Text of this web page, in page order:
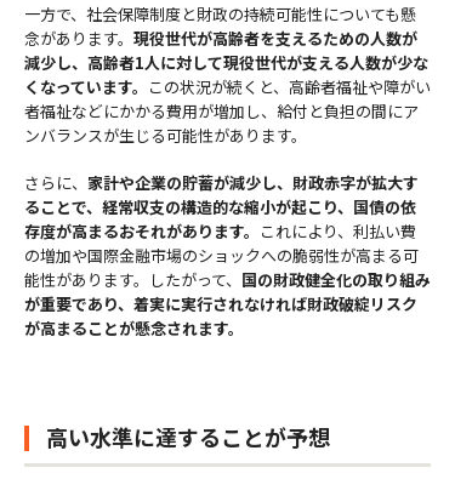
一方で、社会保障制度と財政の持続可能性についても懸
念があります。 現役世代が高齢者を支えるための人数が
減少し、高齢者1人に対して現役世代が支える人数が少な
くなっています。 この状況が続くと、高齢者福祉や障がい
者福祉などにかかる費用が増加し、給付と負担の間にア
ンバランスが生じる可能性があります。
さらに、 家計や企業の貯蓄が減少し、財政赤字が拡大す
ることで、経常収支の構造的な縮小が起こり、国債の依
存度が高まるおそれがあります。 これにより、利払い費
の増加や国際金融市場のショックへの脆弱性が高まる可
能性があります。したがって、 国の財政健全化の取り組み
が重要であり、着実に実行されなければ財政破綻リスク
が高まることが懸念されます。
高い水準に達することが予想